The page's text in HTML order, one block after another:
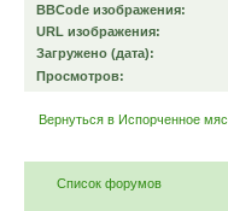
BBCode изображения:
URL изображения:
Загружено (дата):
Просмотров:
Вернуться в Испорченное
Список форумов